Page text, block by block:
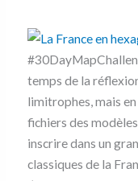
temps de la
limitrophes, mais
fichiers des
inscrire dans un
classiques de la